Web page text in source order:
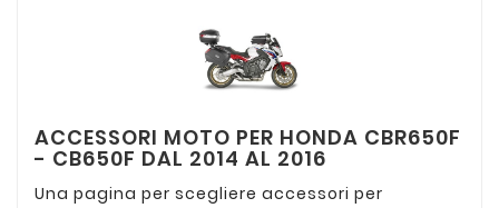
ACCESSORI MOTO PER HONDA CBR650F
- CB650F DAL 2014 AL 2016
Una pagina per scegliere accessori per